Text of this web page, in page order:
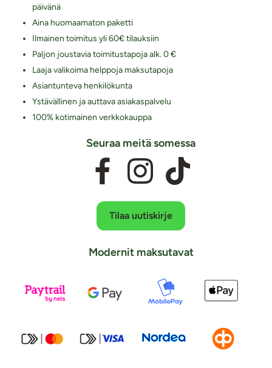
päivänä
Aina huomaamaton paketti
Ilmainen toimitus yli 60€ tilauksiin
Paljon joustavia toimitustapoja alk. 0 €
Laaja valikoima helppoja maksutapoja
Asiantunteva henkilökunta
Ystävällinen ja auttava asiakaspalvelu
100% kotimainen verkkokauppa
Seuraa meitä somessa
Tilaa uutiskirje
Modernit maksutavat